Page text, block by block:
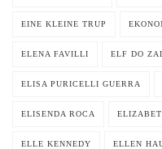
EINE KLEINE TRUP
ELENA FAVILLI ELF DO
ELISA PURICELLI GUERRA
ELISENDA ROCA
ELLE KENNEDY ELLEN